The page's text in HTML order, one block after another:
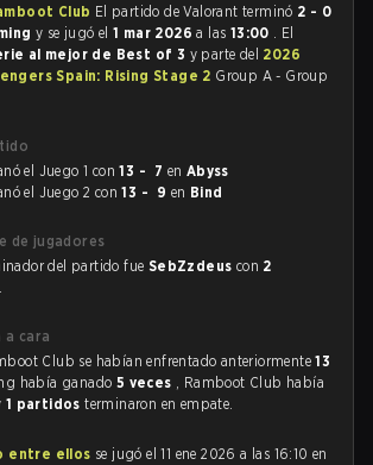
Club El partido de Valorant terminó 2 - 0
y se jugó el1 mar 2026a las 13:00 . El
al mejor de Best of 3 y parte del 2026
Spain: Rising Stage 2 Group A - Group
el Juego 1 con13 - 7 en Abyss
el Juego 2 con13 - 9 en Bind
de jugadores
del partido fue SebZzdeus con 2
.
a cara
Club se habían enfrentado anteriormente13
había ganado 5 veces , Ramboot Club había
1 partidosterminaron en empate.
entre ellos se jugó el 11 ene 2026 a las 16:10 en